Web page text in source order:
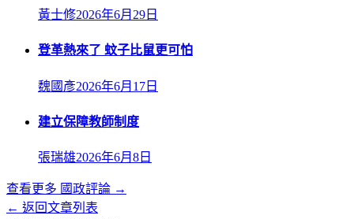
黃士修2026年6月29日
登革熱來了 蚊子比鼠更可怕
魏國彥2026年6月17日
建立保障教師制度
張瑞雄2026年6月8日
查看更多 國政評論 →
← 返回文章列表